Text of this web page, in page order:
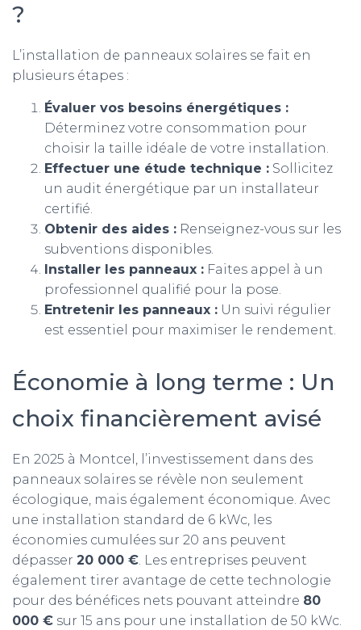
?
L’installation de panneaux solaires se fait en
plusieurs étapes :
Évaluer vos besoins énergétiques :
Déterminez votre consommation pour
choisir la taille idéale de votre installation.
Effectuer une étude technique : Sollicitez
un audit énergétique par un installateur
certifié.
Obtenir des aides : Renseignez-vous sur les
subventions disponibles.
Installer les panneaux : Faites appel à un
professionnel qualifié pour la pose.
Entretenir les panneaux : Un suivi régulier
est essentiel pour maximiser le rendement.
Économie à long terme : Un
choix financièrement avisé
En 2025 à Montcel, l’investissement dans des
panneaux solaires se révèle non seulement
écologique, mais également économique. Avec
une installation standard de 6 kWc, les
économies cumulées sur 20 ans peuvent
dépasser 20 000 €. Les entreprises peuvent
également tirer avantage de cette technologie
pour des bénéfices nets pouvant atteindre 80
000 € sur 15 ans pour une installation de 50 kWc.